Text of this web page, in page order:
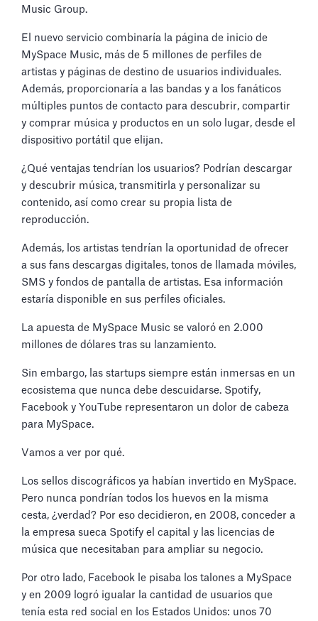
Music Group.
El nuevo servicio combinaría la página de inicio de
MySpace Music, más de 5 millones de perfiles de
artistas y páginas de destino de usuarios individuales.
Además, proporcionaría a las bandas y a los fanáticos
múltiples puntos de contacto para descubrir, compartir
y comprar música y productos en un solo lugar, desde el
dispositivo portátil que elijan.
¿Qué ventajas tendrían los usuarios? Podrían descargar
y descubrir música, transmitirla y personalizar su
contenido, así como crear su propia lista de
reproducción.
Además, los artistas tendrían la oportunidad de ofrecer
a sus fans descargas digitales, tonos de llamada móviles,
SMS y fondos de pantalla de artistas. Esa información
estaría disponible en sus perfiles oficiales.
La apuesta de MySpace Music se valoró en 2.000
millones de dólares tras su lanzamiento.
Sin embargo, las startups siempre están inmersas en un
ecosistema que nunca debe descuidarse. Spotify,
Facebook y YouTube representaron un dolor de cabeza
para MySpace.
Vamos a ver por qué.
Los sellos discográficos ya habían invertido en MySpace.
Pero nunca pondrían todos los huevos en la misma
cesta, ¿verdad? Por eso decidieron, en 2008, conceder a
la empresa sueca Spotify el capital y las licencias de
música que necesitaban para ampliar su negocio.
Por otro lado, Facebook le pisaba los talones a MySpace
y en 2009 logró igualar la cantidad de usuarios que
tenía esta red social en los Estados Unidos: unos 70